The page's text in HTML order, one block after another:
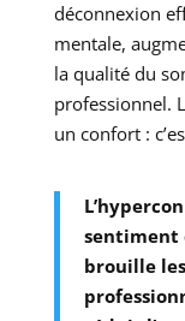
déconnexion
mentale,
la qualité du
professionnel.
un confort :
sentiment
brouille